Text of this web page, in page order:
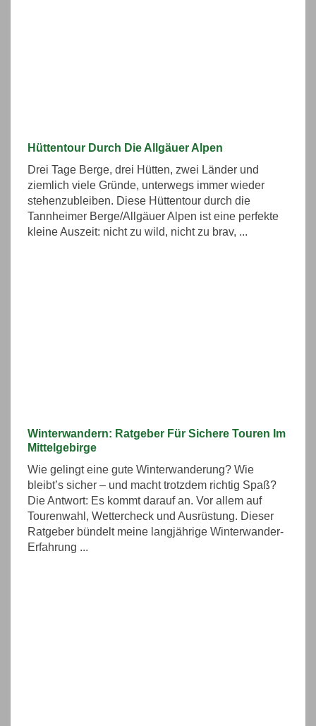
Hüttentour Durch Die Allgäuer Alpen
Drei Tage Berge, drei Hütten, zwei Länder und
ziemlich viele Gründe, unterwegs immer wieder
stehenzubleiben. Diese Hüttentour durch die
Tannheimer Berge/Allgäuer Alpen ist eine perfekte
kleine Auszeit: nicht zu wild, nicht zu brav, ...
Winterwandern: Ratgeber Für Sichere Touren Im
Mittelgebirge
Wie gelingt eine gute Winterwanderung? Wie
bleibt’s sicher – und macht trotzdem richtig Spaß?
Die Antwort: Es kommt darauf an. Vor allem auf
Tourenwahl, Wettercheck und Ausrüstung. Dieser
Ratgeber bündelt meine langjährige Winterwander-
Erfahrung ...